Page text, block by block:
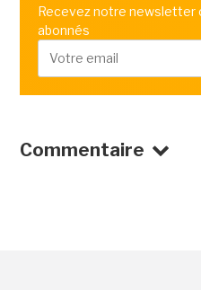
Recevez notre newsletter
abonnés
Commentaire